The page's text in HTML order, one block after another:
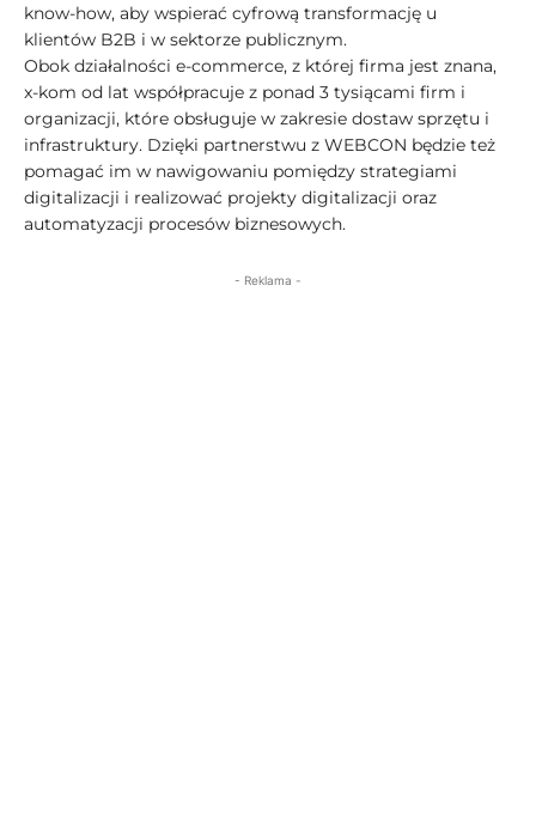
know-how, aby wspierać cyfrową transformację u
klientów B2B i w sektorze publicznym.
Obok działalności e-commerce, z której firma jest znana,
x-kom od lat współpracuje z ponad 3 tysiącami firm i
organizacji, które obsługuje w zakresie dostaw sprzętu i
infrastruktury. Dzięki partnerstwu z WEBCON będzie też
pomagać im w nawigowaniu pomiędzy strategiami
digitalizacji i realizować projekty digitalizacji oraz
automatyzacji procesów biznesowych.
- Reklama -